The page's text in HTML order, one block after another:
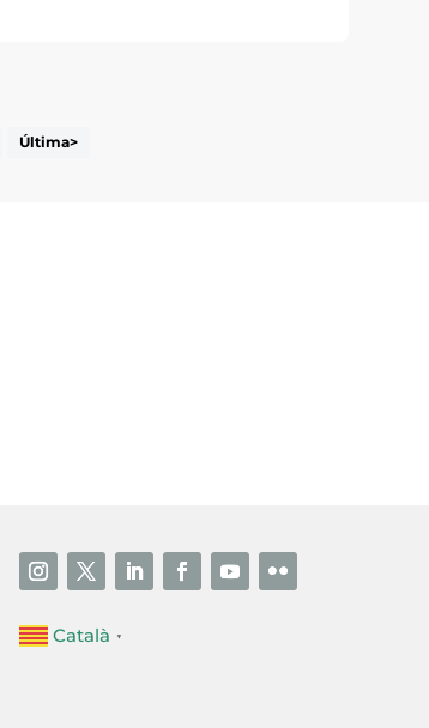
Última>
Català ▼